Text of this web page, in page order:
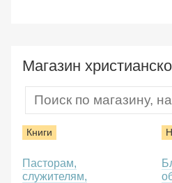
Магазин
Книги
Пасторам,
служителям,